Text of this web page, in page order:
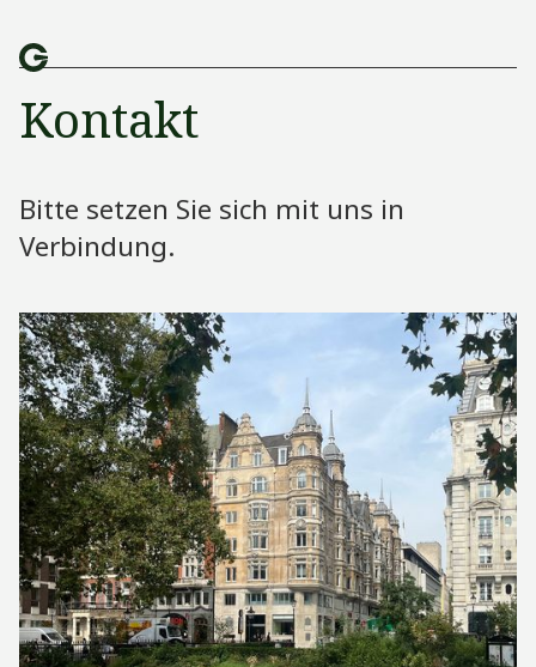
Dienstleistungen
Sektoren
Transaktionen
Nachrichten und Ereignisse
Karriere
Kontakt
Kontakt
Bitte setzen Sie sich mit uns in
Verbindung.